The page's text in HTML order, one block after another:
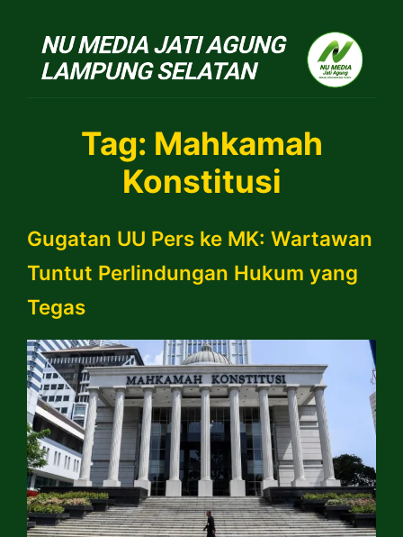
NU
Tag: Mahkamah
Konstitusi
Gugatan UU Pers ke MK: Wartawan
Tuntut Perlindungan Hukum yang
Tegas